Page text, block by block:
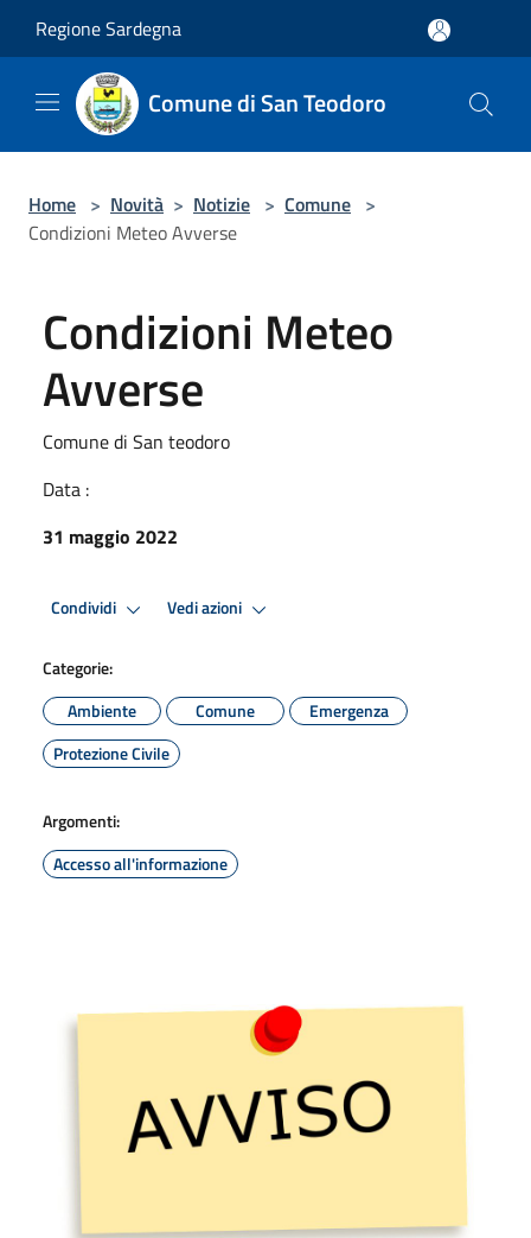
Regione Sardegna
Comune di San Teodoro
Home > Novità > Notizie > Comune >
Condizioni Meteo Avverse
Condizioni Meteo
Avverse
Comune di San teodoro
Data :
31 maggio 2022
Condividi Vedi azioni
Categorie:
Ambiente
Comune
Emergenza
Protezione Civile
Argomenti:
Accesso all'informazione